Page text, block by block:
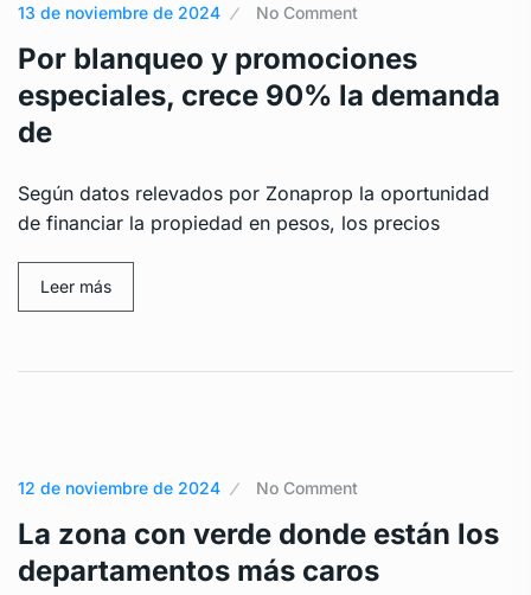
13 de noviembre de 2024 No Comment
Por blanqueo y promociones
especiales, crece 90% la demanda
de
Según datos relevados por Zonaprop la oportunidad
de financiar la propiedad en pesos, los precios
Leer más
12 de noviembre de 2024 No Comment
La zona con verde donde están los
departamentos más caros